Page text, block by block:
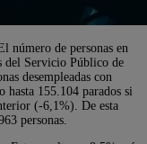
número de personas en
del Servicio Público de
desempleadas con
155.104 parados si
(-6,1%). De esta
personas.